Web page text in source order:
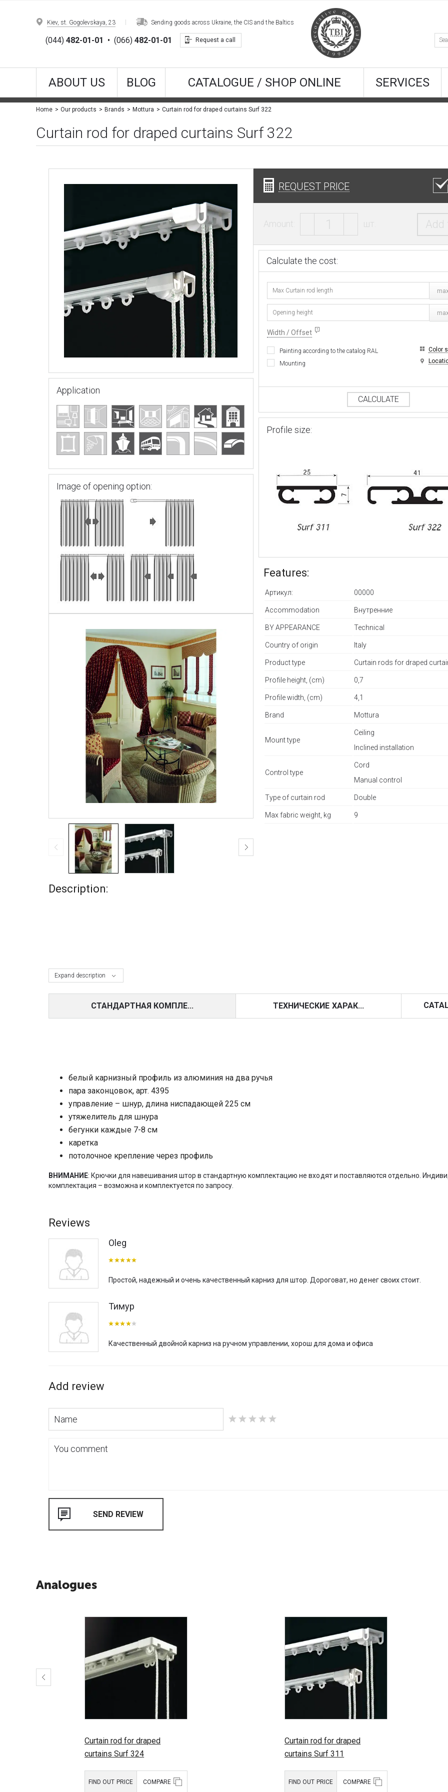
Kiev, st. Gogolevskaya, 23 Sending goods across Ukraine, the CIS and the Baltics
(044) 482-01-01 • (066) 482-01-01 Request a call
ABOUT US BLOG CATALOGUE / SHOP ONLINE SERVICES
Home Our products Brands Mottura Curtain rod for draped curtains Surf 322
Curtain rod for draped curtains Surf 322
Application
Image of opening option:
REQUEST PRICE
Amount: шт.
Calculate the cost:
Width / Offset
Painting according to the catalog RAL
Mounting
Color
CALCULATE
Profile size:
Features:
Артикул: 00000
Accommodation Внутренние
BY APPEARANCE Technical
Country of origin Italy
Product type Curtain rods for draped
Profile height, (cm) 0,7
Profile width, (cm) 4,1
Brand Mottura
Mount type
Ceiling
Inclined installation
Control type
Cord
Manual control
Type of curtain rod Double
Max fabric weight, kg 9
Expand description
Description:
СТАНДАРТНАЯ КОМПЛЕ... ТЕХНИЧЕСКИЕ ХАРАК...
белый карнизный профиль из алюминия на два ручья
пара законцовок, арт. 4395
управление – шнур, длина ниспадающей 225 см
утяжелитель для шнура
бегунки каждые 7-8 см
каретка
потолочное крепление через профиль
ВНИМАНИЕ: Крючки для навешивания штор в стандартную комплектацию не входят и поставляются отдельно.
комплектация – возможна и комплектуется по запросу.
Reviews
Oleg
Простой, надежный и очень качественный карниз для штор. Дороговат, но денег своих стоит.
Тимур
Качественный двойной карниз на ручном управлении, хорош для дома и офиса
Add review
Analogues
Curtain rod for draped
curtains Surf 324
FIND OUT PRICE COMPARE
Curtain rod for draped
curtains Surf 311
FIND OUT PRICE COMPARE